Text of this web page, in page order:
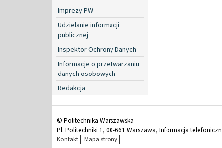
Imprezy PW
Udzielanie informacji
publicznej
Inspektor Ochrony Danych
Informacje o przetwarzaniu
danych osobowych
Redakcja
© Politechnika Warszawska
Pl. Politechniki 1, 00-661 Warszawa, Informacja
Kontakt Mapa strony